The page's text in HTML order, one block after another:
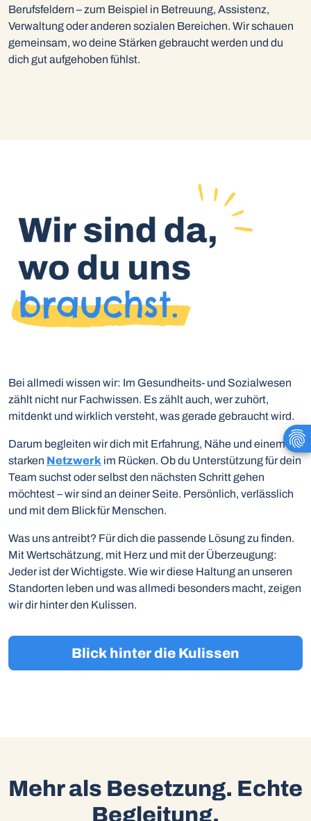
Berufsfeldern – zum Beispiel in Betreuung, Assistenz,
Verwaltung oder anderen sozialen Bereichen. Wir schauen
gemeinsam, wo deine Stärken gebraucht werden und du
dich gut aufgehoben fühlst.
Bei allmedi wissen wir: Im Gesundheits- und Sozialwesen
zählt nicht nur Fachwissen. Es zählt auch, wer zuhört,
mitdenkt und wirklich versteht, was gerade gebraucht wird.
Darum begleiten wir dich mit Erfahrung, Nähe und einem
starken Netzwerk im Rücken. Ob du Unterstützung für dein
Team suchst oder selbst den nächsten Schritt gehen
möchtest – wir sind an deiner Seite. Persönlich, verlässlich
und mit dem Blick für Menschen.
Was uns antreibt? Für dich die passende Lösung zu finden.
Mit Wertschätzung, mit Herz und mit der Überzeugung:
Jeder ist der Wichtigste. Wie wir diese Haltung an unseren
Standorten leben und was allmedi besonders macht, zeigen
wir dir hinter den Kulissen.
Blick hinter die Kulissen
Mehr als Besetzung. Echte
Begleitung.